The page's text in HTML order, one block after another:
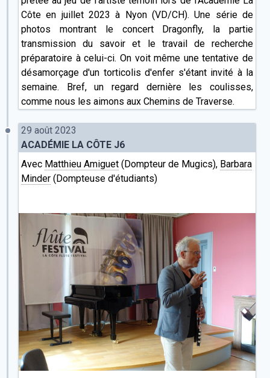
Côte en juillet 2023 à Nyon (VD/CH). Une série de
photos montrant le concert Dragonfly, la partie
transmission du savoir et le travail de recherche
préparatoire à celui-ci. On voit même une tentative de
désamorçage d'un torticolis d'enfer s'étant invité à la
semaine. Bref, un regard dernière les coulisses,
comme nous les aimons aux Chemins de Traverse.
29 août 2023
ACADÉMIE LA CÔTE J6
Avec Matthieu Amiguet (Dompteur de Mugics), Barbara
Minder (Dompteuse d'étudiants)